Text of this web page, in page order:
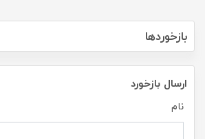
بازخوردها
ارسال بازخورد
نام